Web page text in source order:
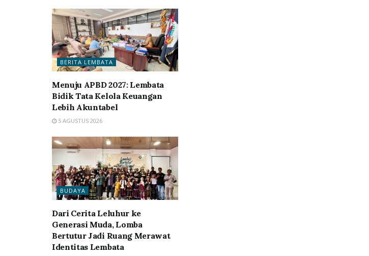
BERITA LEMBATA
Menuju APBD 2027: Lembata
Bidik Tata Kelola Keuangan
Lebih Akuntabel
5 AGUSTUS 2026
BUDAYA
Dari Cerita Leluhur ke
Generasi Muda, Lomba
Bertutur Jadi Ruang Merawat
Identitas Lembata